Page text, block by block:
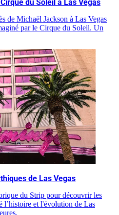
du Soleil à Las Vegas
de Michaël Jackson à Las Vegas
par le Cirque du Soleil. Un
de Las Vegas
du Strip pour découvrir les
l’histoire et l'évolution de Las